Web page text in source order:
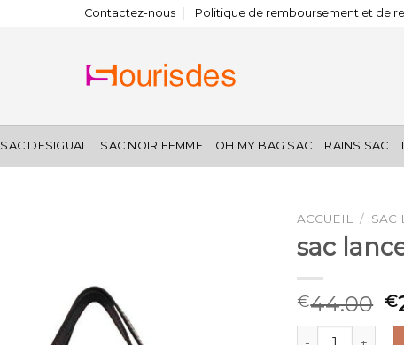
Contactez-nous Politique de remboursement et de
SAC DESIGUAL SAC NOIR FEMME OH MY BAG SAC RAINS SAC
ACCUEIL / SAC
sac
€44.00 €
quantité de sac